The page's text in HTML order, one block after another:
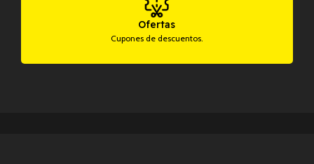
Ofertas
Cupones de descuentos.